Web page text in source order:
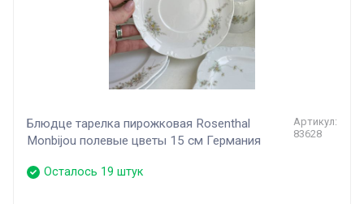
Блюдце тарелка пирожковая Rosenthal
Monbijou полевые цветы 15 см Германия
Артикул:
83628
Осталось 19 штук